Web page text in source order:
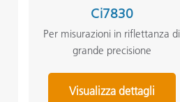
Ci7830
Per misurazioni in riflettanza di
grande precisione
Visualizza dettagli